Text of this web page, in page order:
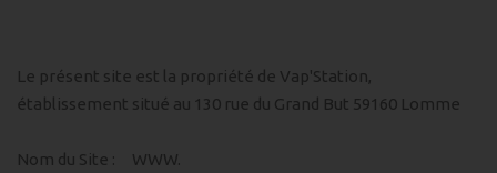
Le présent site est la propriété de Vap'Station,
établissement situé au 130 rue du Grand But 59160 Lomme
Nom du Site : WWW.